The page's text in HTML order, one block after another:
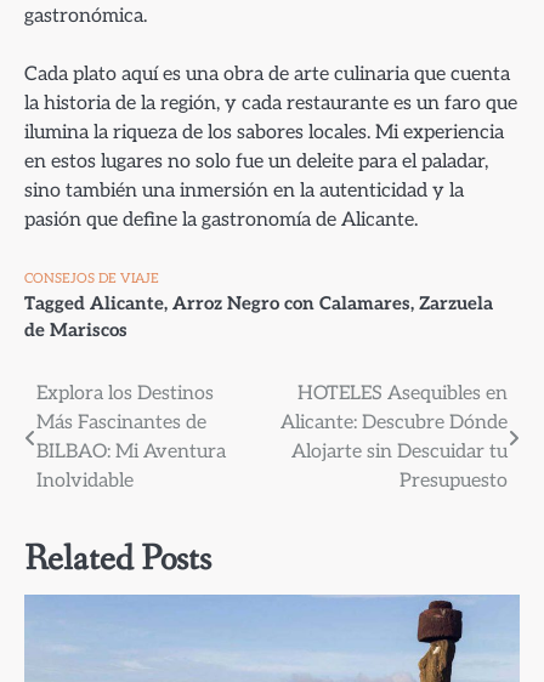
gastronómica.
Cada plato aquí es una obra de arte culinaria que cuenta
la historia de la región, y cada restaurante es un faro que
ilumina la riqueza de los sabores locales. Mi experiencia
en estos lugares no solo fue un deleite para el paladar,
sino también una inmersión en la autenticidad y la
pasión que define la gastronomía de Alicante.
CONSEJOS DE VIAJE
Tagged Alicante, Arroz Negro con Calamares, Zarzuela
de Mariscos
Navegación
de
entradas
Explora los Destinos
Más Fascinantes de
BILBAO: Mi Aventura
Inolvidable
HOTELES Asequibles en
Alicante: Descubre Dónde
Alojarte sin Descuidar tu
Presupuesto
Related Posts